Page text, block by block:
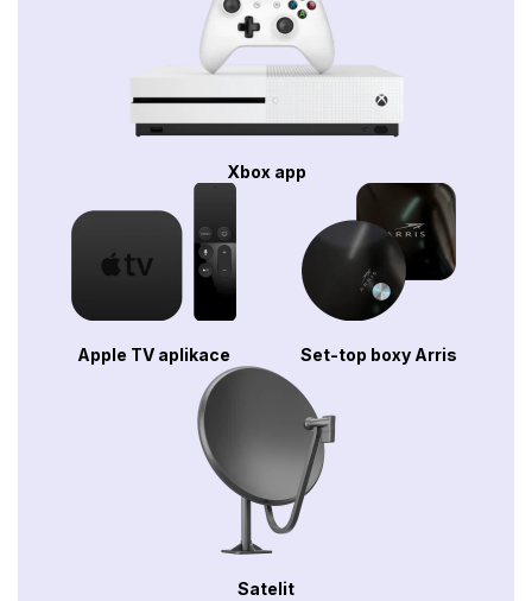
Xbox app
Apple TV aplikace Set-top boxy Arris
Satelit